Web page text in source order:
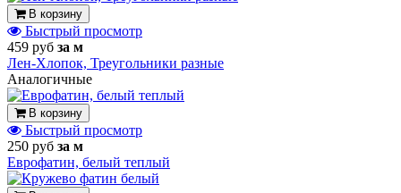
В корзину
Быстрый просмотр
459 руб за м
Лен-Хлопок, Треугольники разные
Аналогичные
В корзину
Быстрый просмотр
250 руб за м
Еврофатин, белый теплый